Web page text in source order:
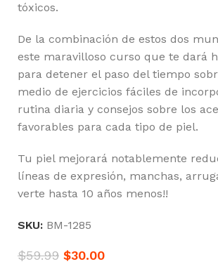
tóxicos.
De la combinación de estos dos
este maravilloso curso que te dará
para detener el paso del tiempo
medio de ejercicios fáciles de
rutina diaria y consejos sobre los
favorables para cada tipo de piel.
Tu piel mejorará notablemente
líneas de expresión, manchas,
verte hasta 10 años menos!!
SKU: BM-1285
$59.99 $30.00